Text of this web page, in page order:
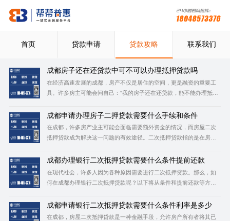
首页 贷款申请 贷款攻略 联系我们
成都房子还在还贷款中可不可以办理抵押贷款吗
在经济高速发展的成都，房产不仅是居住的空间，更是融资的重要工
具。许多房主可能会问自己：“我的房子还在还贷款，能不能办理抵押
格，这被称为“房产二次抵押贷款”。本文将详细阐述这一过程及其注意
事项。对于想要办理贷款的朋友，我们也可以提前咨询一下
成都申请办理房子二押贷款需要什么手续和条件
在成都，许多房产业主可能会面临需要额外资金的情况，而房屋二次
抵押贷款成为解决这一问题的有效途径。二次抵押贷款指的是在房产
款。下面详细介绍在成都办理房屋二次抵押贷款所需的手续和条件。
对于想要办理贷款的朋友，我们可以提前咨询一下成都帮帮普惠了解
贷
成都办理银行二次抵押贷款需要什么条件提前还款
在现代社会，许多人因为各种原因需要进行二次抵押贷款。那么，如
何在成都办理银行二次抵押贷款呢？以下将从条件和提前还款等方面
息。 一、申请条件 1.房屋产权：房屋必须是申请人名下所有，且已经
取得了房产证。如果该房产已抵押给
成都申请银行二次抵押贷款需要什么条件利率是多少
在成都，房屋二次抵押贷款是一种金融手段，允许房产所有者将其已